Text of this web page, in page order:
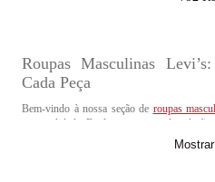
Roupas Masculinas
Cada Peça
Bem-vindo à nossa seção de roupas
personalidade. Explore nossa ampla seleção
e descubra como expressar seu estilo
montar um guarda-roupa versátil e cheio de